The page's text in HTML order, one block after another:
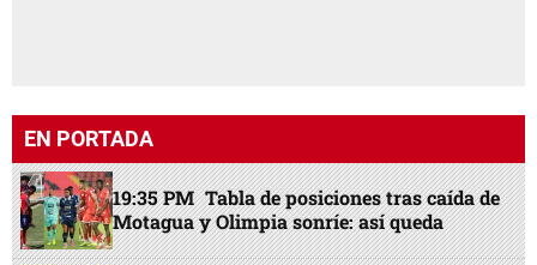
EN PORTADA
19:35 PM Tabla de posiciones tras caída de
Motagua y Olimpia sonríe: así queda